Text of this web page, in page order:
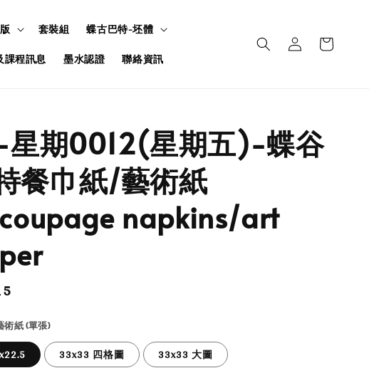
套裝組
蝶古巴特-坯體
課程訊息 墨水認證 聯絡資訊
星期0012(星期五)-蝶谷
餐巾紙/藝術紙
napkins/art
紙 (單張)
33x33 四格圖
33x33 大圖